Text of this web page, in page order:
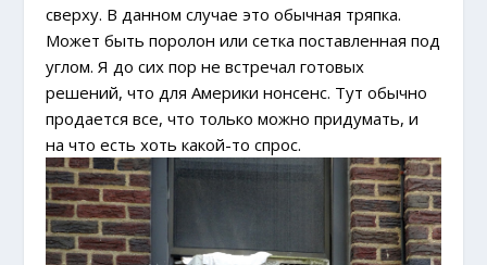
сверху. В данном случае это обычная тряпка.
Может быть поролон или сетка поставленная под
углом. Я до сих пор не встречал готовых
решений, что для Америки нонсенс. Тут обычно
продается все, что только можно придумать, и
на что есть хоть какой-то спрос.